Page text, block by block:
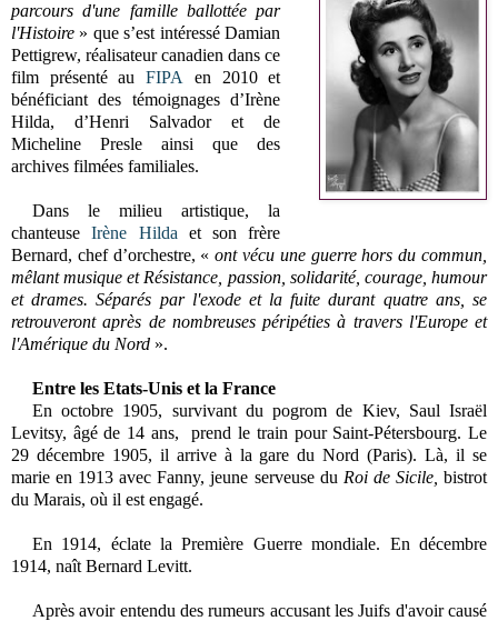
parcours d'une famille ballottée par
l'Histoire » que s’est intéressé Damian
Pettigrew, réalisateur canadien dans ce
film présenté auFIPA
en 2010 et
bénéficiant des témoignages d’Irène
Hilda, d’Henri Salvador et de
Micheline Presle ainsi que des
archives filmées familiales.
Dans le milieu artistique, la
chanteuseIrène Hilda et son frère
Bernard, chef d’orchestre, «ont vécu une guerre hors du commun,
mêlant musique et Résistance, passion, solidarité, courage, humour
et drames. Séparés par l'exode et la fuite durant quatre ans, se
retrouveront après de nombreuses péripéties à travers l'Europe et
l'Amérique du Nord ».
Entre les Etats-Unis et la France
En octobre 1905, survivant du pogrom de Kiev, Saul Israël
Levitsy, âgé de 14 ans, prend le train pour Saint-Pétersbourg. Le
29 décembre 1905, il arrive à la gare du Nord (Paris). Là, il se
marie en 1913 avec Fanny, jeune serveuse du Roi de Sicile,bistrot
du Marais, où il est engagé.
En 1914, éclate la Première Guerre mondiale. En décembre
1914, naît Bernard Levitt.
Après avoir entendu des rumeurs accusant les Juifs d'avoir causé